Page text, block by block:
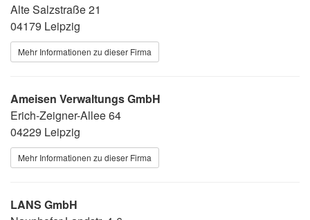
Alte Salzstraße 21
04179 Leipzig
Mehr Informationen zu dieser Firma
Ameisen Verwaltungs GmbH
Erich-Zeigner-Allee 64
04229 Leipzig
Mehr Informationen zu dieser Firma
LANS GmbH